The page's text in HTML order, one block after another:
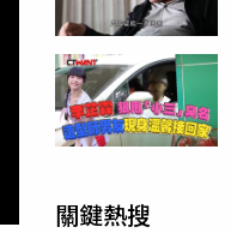
關鍵熱搜